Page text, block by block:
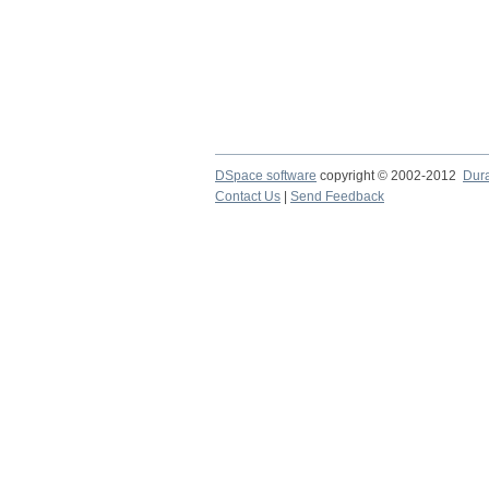
DSpace software copyright © 2002-2012
Contact Us
Send Feedback